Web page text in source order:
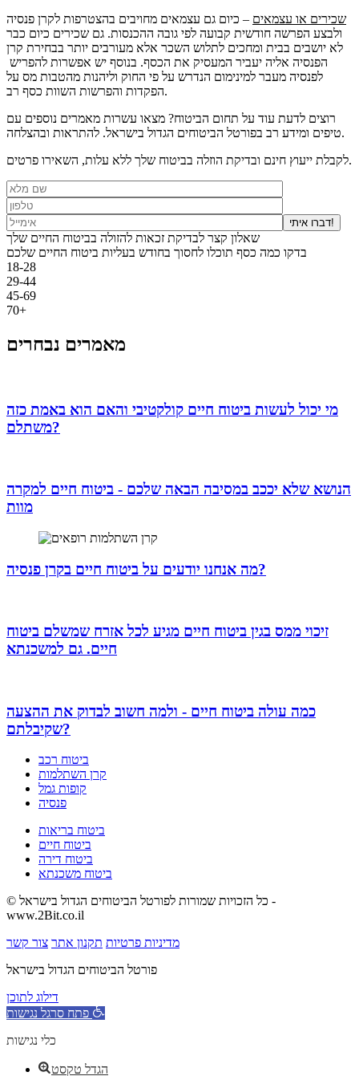
שכירים או עצמאים – כיום גם עצמאים מחויבים בהצטרפות לקרן פנסיה
ולבצע הפרשה חודשית קבועה לפי גובה ההכנסות. גם שכירים כיום כבר
לא יושבים בבית ומחכים לתלוש השכר אלא מעורבים יותר בבחירת קרן
הפנסיה אליה יעביר המעסיק את הכסף. בנוסף יש אפשרות להפריש
לפנסיה מעבר למינימום הנדרש על פי החוק וליהנות מהטבות מס על
הפקדות והפרשות השוות כסף רב.
רוצים לדעת עוד על תחום הביטוח? מצאו עשרות מאמרים נוספים עם
טיפים ומידע רב בפורטל הביטוחים הגדול בישראל. להתראות ובהצלחה.
לקבלת ייעוץ חינם ובדיקת הוזלה בביטוח שלך ללא עלות, השאירו פרטים.
דברו איתי!
שאלון קצר לבדיקת זכאות להזולה בביטוח החיים שלך
בדקו כמה כסף תוכלו לחסוך בחודש בעליות ביטוח החיים שלכם
18-28
29-44
45-69
70+
מאמרים נבחרים
מי יכול לעשות ביטוח חיים קולקטיבי והאם הוא באמת כזה
משתלם?
הנושא שלא יככב במסיבה הבאה שלכם - ביטוח חיים למקרה
מוות
מה אנחנו יודעים על ביטוח חיים בקרן פנסיה?
זיכוי ממס בגין ביטוח חיים מגיע לכל אזרח שמשלם ביטוח
חיים. גם למשכנתא
כמה עולה ביטוח חיים - ולמה חשוב לבדוק את ההצעה
שקיבלתם?
ביטוח רכב
קרן השתלמות
קופות גמל
פנסיה
ביטוח בריאות
ביטוח חיים
ביטוח דירה
ביטוח משכנתא
© כל הזכויות שמורות לפורטל הביטוחים הגדול בישראל -
www.2Bit.co.il
מדיניות פרטיות תקנון אתר צור קשר
פורטל הביטוחים הגדול בישראל
דילוג לתוכן
פתח סרגל נגישות
כלי נגישות
הגדל טקסט